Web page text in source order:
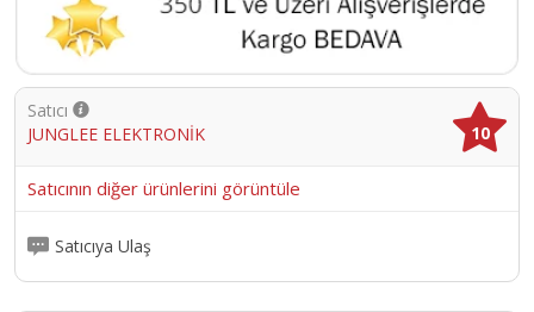
Satıcı
JUNGLEE ELEKTRONİK
10
Satıcının diğer ürünlerini görüntüle
Satıcıya Ulaş